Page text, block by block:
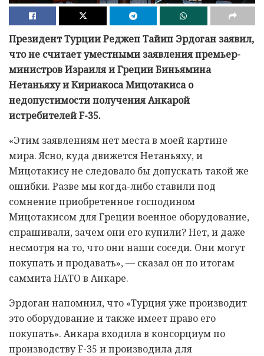
Президент Турции Реджеп Тайип Эрдоган заявил,
что не считает уместными заявления премьер-
министров Израиля и Греции Биньямина
Нетаньяху и Кириакоса Мицотакиса о
недопустимости получения Анкарой
истребителей F-35.
«Этим заявлениям нет места в моей картине
мира. Ясно, куда движется Нетаньяху, и
Мицотакису не следовало бы допускать такой же
ошибки. Разве мы когда-либо ставили под
сомнение приобретенное господином
Мицотакисом для Греции военное оборудование,
спрашивали, зачем они его купили? Нет, и даже
несмотря на то, что они наши соседи. Они могут
покупать и продавать», — сказал он по итогам
саммита НАТО в Анкаре.
Эрдоган напомнил, что «Турция уже производит
это оборудование и также имеет право его
покупать». Анкара входила в консорциум по
производству F-35 и производила для